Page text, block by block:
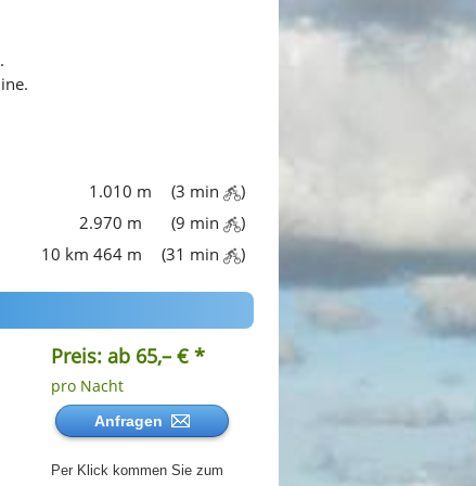
1.010 m (3 min
)
2.970 m (9 min
)
10 km 464 m (31 min )
Preis: ab 65,– € *
pro Nacht
Anfragen
Per Klick kommen Sie zum